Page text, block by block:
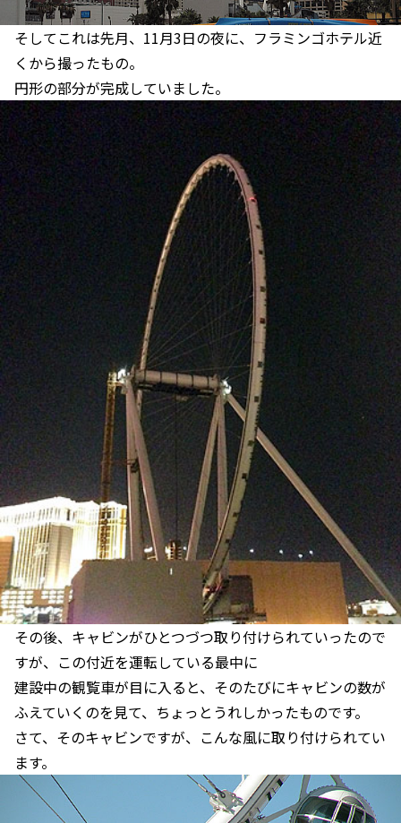
そしてこれは先月、11月3日の夜に、フラミンゴホテル近
くから撮ったもの。
円形の部分が完成していました。
その後、キャビンがひとつづつ取り付けられていったので
すが、この付近を運転している最中に
建設中の観覧車が目に入ると、そのたびにキャビンの数が
ふえていくのを見て、ちょっとうれしかったものです。
さて、そのキャビンですが、こんな風に取り付けられてい
ます。